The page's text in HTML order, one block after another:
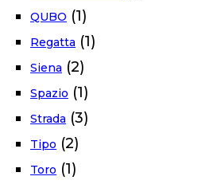
QUBO (1)
Regatta (1)
Siena (2)
Spazio (1)
Strada (3)
Tipo (2)
Toro (1)